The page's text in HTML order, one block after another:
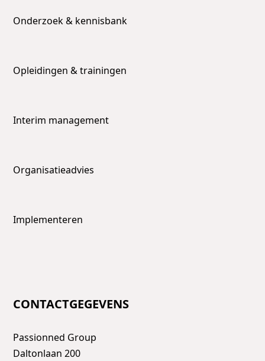
Onderzoek & kennisbank
Opleidingen & trainingen
Interim management
Organisatieadvies
Implementeren
CONTACTGEGEVENS
Passionned Group
Daltonlaan 200